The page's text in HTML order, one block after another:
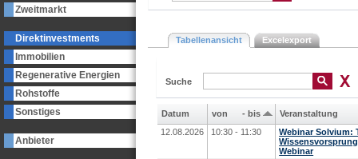
Zweitmarkt
Direktinvestments
Immobilien
Regenerative Energien
Rohstoffe
Sonstiges
Anbieter
Tabellenansicht Excelexport
Suche
Datum von -bis
Veranstaltung
12.08.2026
10:30 - 11:30
Webinar Solvium:
Webinar